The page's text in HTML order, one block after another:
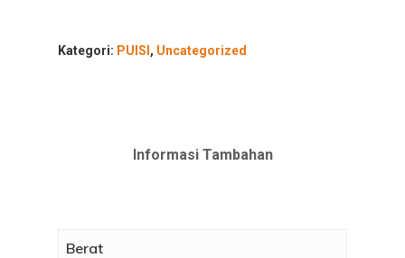
Kategori: PUISI , Uncategorized
Informasi Tambahan
Berat